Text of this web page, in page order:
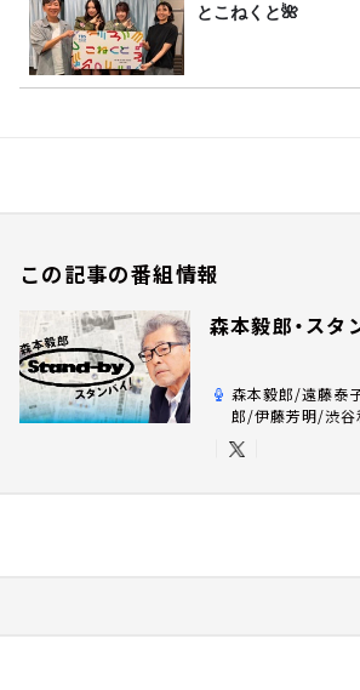
とこねくと🌺
この記事の番組情報
森本毅郎・スタ
森本毅郎/遠藤泰
郎/伊藤芳明/渋